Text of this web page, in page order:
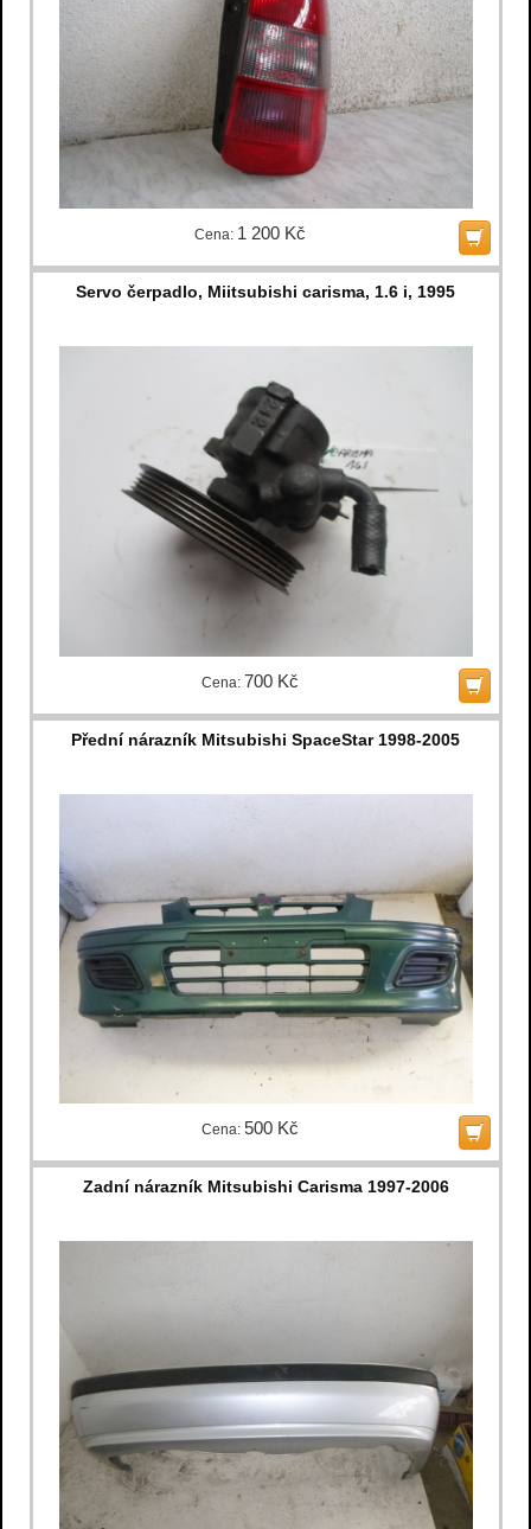
Cena: 1 200 Kč
Servo čerpadlo, Miitsubishi carisma, 1.6 i, 1995
Cena: 700 Kč
Přední nárazník Mitsubishi SpaceStar 1998-2005
Cena: 500 Kč
Zadní nárazník Mitsubishi Carisma 1997-2006